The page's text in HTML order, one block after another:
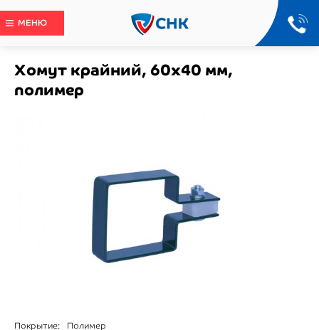
МЕНЮ
Хомут крайний, 60x40 мм,
полимер
Покрытие: Полимер